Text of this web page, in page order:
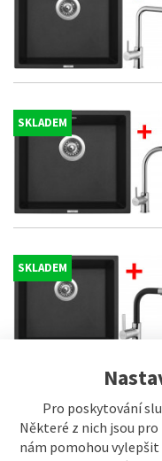
Pro poskytování
Některé z nich jsou
nám pomohou vylepšit
SKLADEM
SKLADEM
SKLADEM